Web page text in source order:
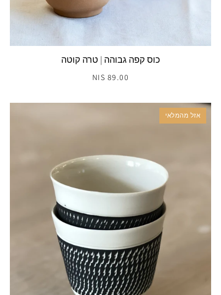
89.00 NIS
כוס קפה גבוהה | טרה קוטה
אזל מהמלאי